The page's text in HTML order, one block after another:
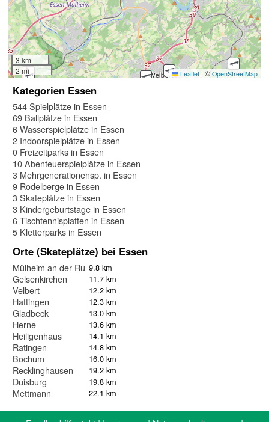
3 km
2 mi
Leaflet | © OpenStreetMap
Kategorien Essen
544 Spielplätze in Essen
69 Ballplätze in Essen
6 Wasserspielplätze in Essen
2 Indoorspielplätze in Essen
0 Freizeitparks in Essen
10 Abenteuerspielplätze in Essen
3 Mehrgenerationensp. in Essen
9 Rodelberge in Essen
3 Skateplätze in Essen
3 Kindergeburtstage in Essen
6 Tischtennisplatten in Essen
5 Kletterparks in Essen
Orte (Skateplätze) bei Essen
Mülheim an der Ruhr9.8 km
Gelsenkirchen 11.7 km
Velbert 12.2 km
Hattingen 12.3 km
Gladbeck 13.0 km
Herne 13.6 km
Heiligenhaus 14.1 km
Ratingen 14.8 km
Bochum 16.0 km
Recklinghausen 19.2 km
Duisburg 19.8 km
Mettmann 22.1 km